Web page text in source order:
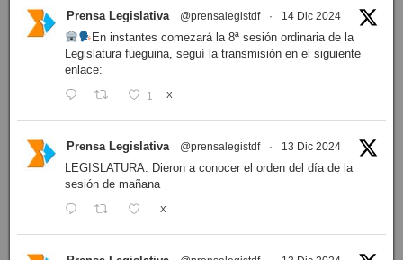
Prensa Legislativa @prensalegistdf · 14 Dic 2024
En instantes comezará la 8ª sesión ordinaria de la
Legislatura fueguina, seguí la transmisión en el siguiente
enlace:
1 X
Prensa Legislativa @prensalegistdf · 13 Dic 2024
LEGISLATURA: Dieron a conocer el orden del día de la
sesión de mañana
X